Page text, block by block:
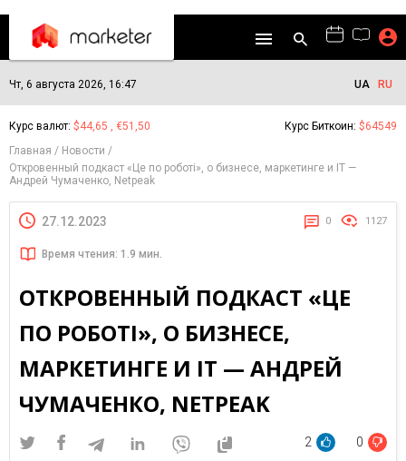
Чт, 6 августа 2026, 16:47 UA RU
Курс валют: $44,65 , €51,50 Курс Биткоин: $64549
Главная
Новости
Откровенный подкаст «Це по роботі», о бизнесе, маркетинге и ІТ —
Андрей Чумаченко, Netpeak
27.12.2023 0 1127
Время чтения: 1.9 мин.
ОТКРОВЕННЫЙ ПОДКАСТ «ЦЕ
ПО РОБОТІ», О БИЗНЕСЕ,
МАРКЕТИНГЕ И ІТ — АНДРЕЙ
ЧУМАЧЕНКО, NETPEAK
2 0